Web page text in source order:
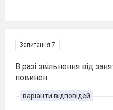
Запитання 7
В разі звільнення від
повинен:
варіанти відповідей